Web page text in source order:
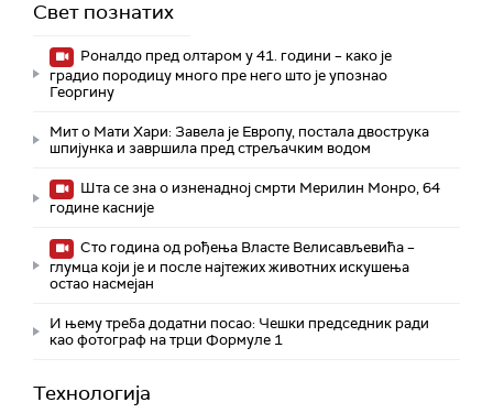
Свет познатих
Роналдо пред олтаром у 41. години – како је
градио породицу много пре него што је упознао
Георгину
Мит о Мати Хари: Завела је Европу, постала двострука
шпијунка и завршила пред стрељачким водом
Шта се зна о изненадној смрти Мерилин Монро, 64
године касније
Сто година од рођења Власте Велисављевића –
глумца који је и после најтежих животних искушења
остао насмејан
И њему треба додатни посао: Чешки председник ради
као фотограф на трци Формуле 1
Технологијa